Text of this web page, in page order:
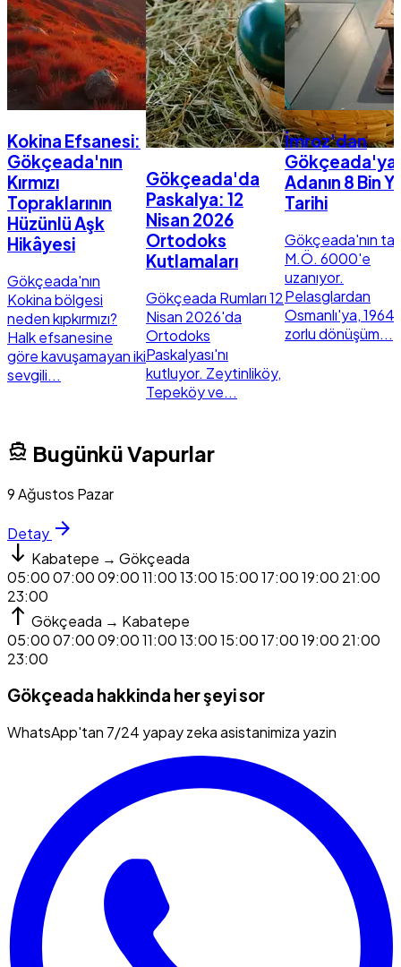
Kokina Efsanesi:
Gökçeada'nın
Kırmızı
Topraklarının
Hüzünlü Aşk
Hikâyesi
Gökçeada'nın
Kokina bölgesi
neden kıpkırmızı?
Halk efsanesine
göre kavuşamayan iki
sevgili...
Gökçeada'da
Paskalya: 12
Nisan 2026
Ortodoks
Kutlamaları
Gökçeada Rumları 12
Nisan 2026'da
Ortodoks
Paskalyası'nı
kutluyor. Zeytinliköy,
Tepeköy ve...
İmroz'dan
Adanın 8 Bin
Tarihi
Gökçeada'nın
M.Ö. 6000'e
uzanıyor.
Pelasglardan
Osmanlı'ya,
zorlu dönüşüm...
directions_boat Bugünkü Vapurlar
9 Ağustos Pazar
Detay arrow_forward
south Kabatepe → Gökçeada
05:0007:0009:0011:0013:0015:0017:0019:00 21:00
23:00
north Gökçeada → Kabatepe
05:0007:0009:0011:0013:0015:0017:0019:00 21:00
23:00
Gökçeada hakkinda her şeyi sor
WhatsApp'tan 7/24 yapay zeka asistanimiza yazin